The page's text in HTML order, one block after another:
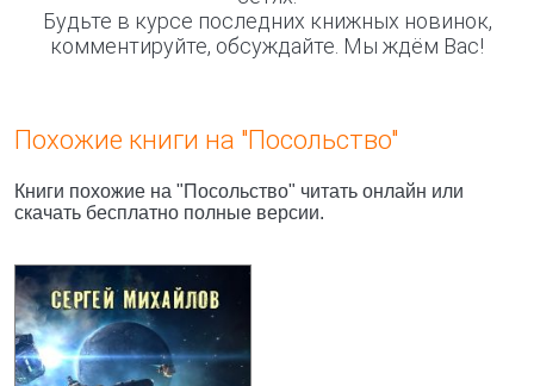
Будьте в курсе последних книжных новинок,
комментируйте, обсуждайте. Мы ждём Вас!
Похожие книги на "Посольство"
Книги похожие на "Посольство" читать онлайн или
скачать бесплатно полные версии.